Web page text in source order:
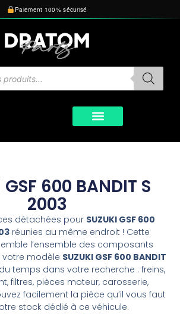
Paiement 100% sécurisé
GSF 600 BANDIT S
2003
détachées pour SUZUKI GSF 600
réunies au même endroit ! Cette
l’ensemble des composants
modèle SUZUKI GSF 600 BANDIT
temps dans votre recherche : freins,
filtres, pièces moteur, carosserie,
facilement la pièce qu’il vous faut
stock dédié à ce véhicule.